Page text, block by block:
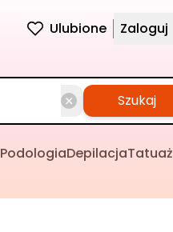
Ulubione Zaloguj
Szukaj
PodologiaDepilacja